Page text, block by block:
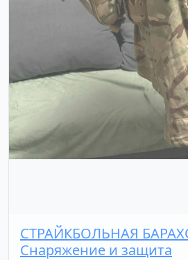
СТРАЙКБОЛЬНАЯ
Снаряжение и защита